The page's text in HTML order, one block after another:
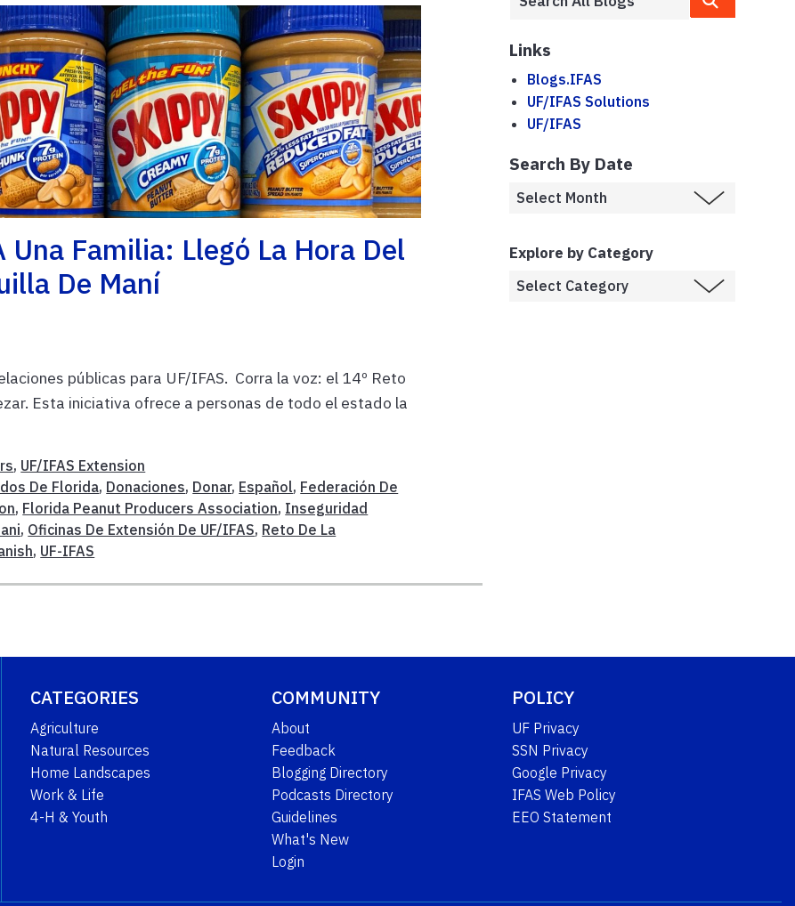
Familia: Llegó La Hora Del
De Maní
públicas para UF/IFAS. Corra la voz: el 14º Reto
Esta iniciativa ofrece a personas de todo el estado la
, UF/IFAS Extension
De Florida, Donaciones, Donar, Español, Federación De
, Florida Peanut Producers Association, Inseguridad
, Oficinas De Extensión De UF/IFAS, Reto De La
, UF-IFAS
Links
Blogs.IFAS
UF/IFAS Solutions
UF/IFAS
Search By Date
Explore by Category
CATEGORIES
Agriculture
Natural Resources
Home Landscapes
Work & Life
4-H & Youth
COMMUNITY
About
Feedback
Blogging Directory
Podcasts Directory
Guidelines
What's New
Login
POLICY
UF Privacy
SSN Privacy
Google Privacy
IFAS Web Policy
EEO Statement